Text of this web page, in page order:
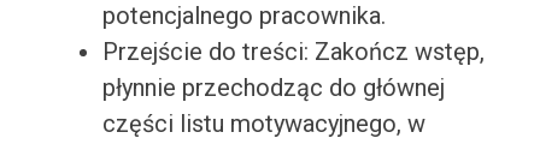
potencjalnego pracownika.
Przejście do treści: Zakończ wstęp,
płynnie przechodząc do głównej
części listu motywacyjnego, w